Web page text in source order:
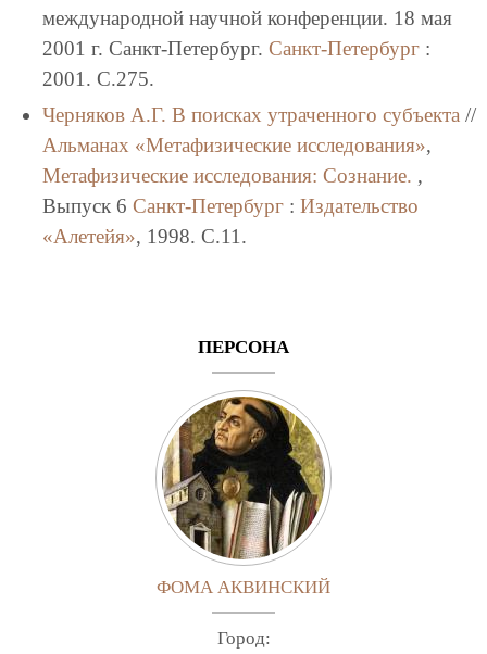
международной научной конференции. 18 мая
2001 г. Санкт-Петербург. Санкт-Петербург:
2001. C.275.
Черняков А.Г. В поисках утраченного субъекта //
Альманах «Метафизические исследования»,
Метафизические исследования: Сознание. ,
Выпуск 6 Санкт-Петербург: Издательство
«Алетейя», 1998. C.11.
ПЕРСОНА
ФОМА АКВИНСКИЙ
Город: